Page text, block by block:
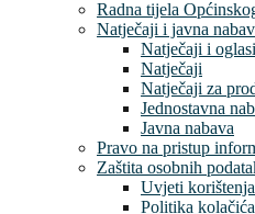
Radna tijela
Natječaji i javna
Natječaji i
Natječaji
Natječaji za
Jednostavna
Javna nabava
Pravo na pristup
Zaštita osobnih
Uvjeti
Politika kolačića